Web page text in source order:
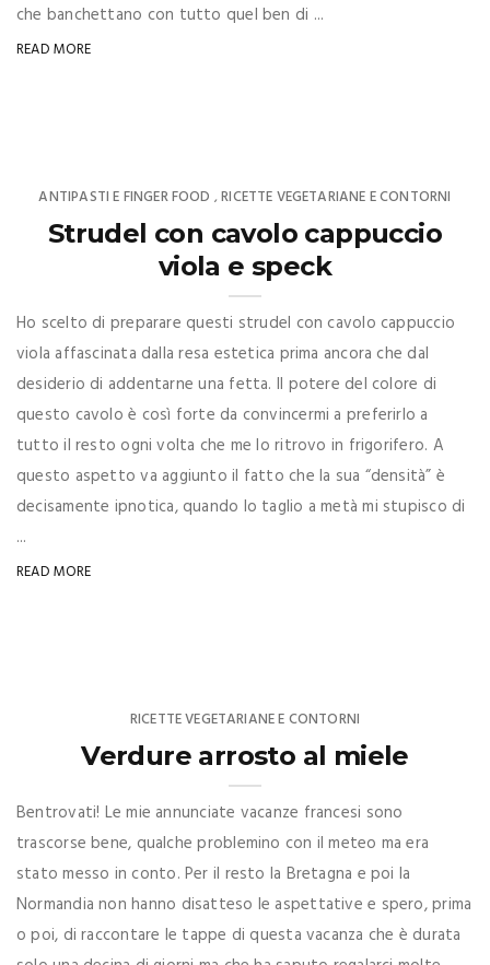
che banchettano con tutto quel ben di ...
READ MORE
ANTIPASTI E FINGER FOOD ,RICETTE VEGETARIANE E CONTORNI
Strudel con cavolo cappuccio
viola e speck
Ho scelto di preparare questi strudel con cavolo cappuccio
viola affascinata dalla resa estetica prima ancora che dal
desiderio di addentarne una fetta. Il potere del colore di
questo cavolo è così forte da convincermi a preferirlo a
tutto il resto ogni volta che me lo ritrovo in frigorifero. A
questo aspetto va aggiunto il fatto che la sua “densità” è
decisamente ipnotica, quando lo taglio a metà mi stupisco di
...
READ MORE
RICETTE VEGETARIANE E CONTORNI
Verdure arrosto al miele
Bentrovati! Le mie annunciate vacanze francesi sono
trascorse bene, qualche problemino con il meteo ma era
stato messo in conto. Per il resto la Bretagna e poi la
Normandia non hanno disatteso le aspettative e spero, prima
o poi, di raccontare le tappe di questa vacanza che è durata